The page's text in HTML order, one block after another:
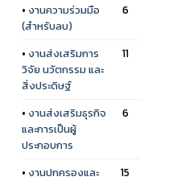
• งานความร่วมมือ
(สำหรับลบ)
6
• งานส่งเสริมการ
วิจัย นวัตกรรม และ
สิ่งประดิษฐ์
11
• งานส่งเสริมธุรกิจ
และการเป็นผู้
ประกอบการ
6
• งานปกครองและ
15